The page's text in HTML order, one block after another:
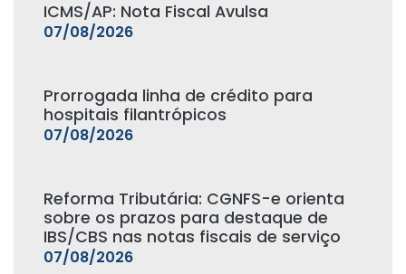
ICMS/AP: Nota Fiscal Avulsa
07/08/2026
Prorrogada linha de crédito para
hospitais filantrópicos
07/08/2026
Reforma Tributária: CGNFS-e orienta
sobre os prazos para destaque de
IBS/CBS nas notas fiscais de serviço
07/08/2026